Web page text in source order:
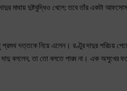
মাথায় দুষ্টবুদ্ধিও খেলে; তবে তাঁর একটা
প্রমথ দত্তকে নিয়ে এলেন। রণ্টুর দাদুর পরিচয়
বললেন, তা তো বলতে পারব না। এক অসুখের